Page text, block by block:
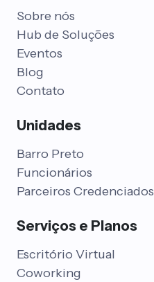
Sobre nós
Hub de Soluções
Eventos
Blog
Contato
Unidades
Barro Preto
Funcionários
Parceiros Credenciados
Serviços e Planos
Escritório Virtual
Coworking